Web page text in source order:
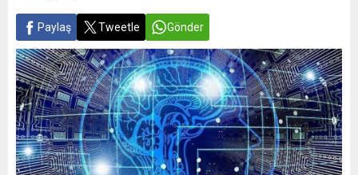
Paylaş Tweetle Gönder